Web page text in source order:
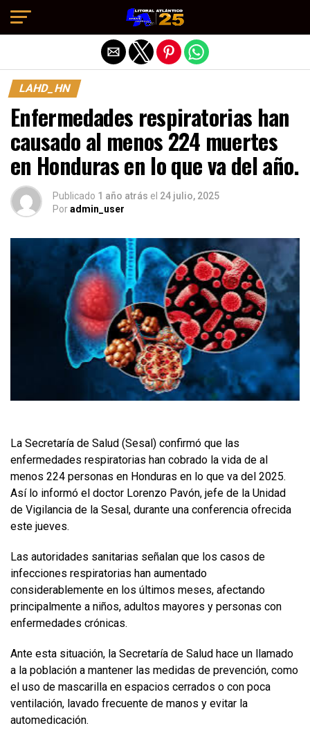
LAHD_HN
Enfermedades respiratorias han
causado al menos 224 muertes
en Honduras en lo que va del año.
Publicado 1 año atrás el 24 julio, 2025
Poradmin_user
La Secretaría de Salud (Sesal) confirmó que las
enfermedades respiratorias han cobrado la vida de al
menos 224 personas en Honduras en lo que va del 2025.
Así lo informó el doctor Lorenzo Pavón, jefe de la Unidad
de Vigilancia de la Sesal, durante una conferencia ofrecida
este jueves.
Las autoridades sanitarias señalan que los casos de
infecciones respiratorias han aumentado
considerablemente en los últimos meses, afectando
principalmente a niños, adultos mayores y personas con
enfermedades crónicas.
Ante esta situación, la Secretaría de Salud hace un llamado
a la población a mantener las medidas de prevención, como
el uso de mascarilla en espacios cerrados o con poca
ventilación, lavado frecuente de manos y evitar la
automedicación.
Salir de la versión móvil